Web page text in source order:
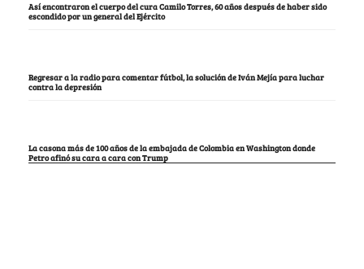
Así encontraron el cuerpo del cura Camilo Torres, 60 años después de haber sido
escondido por un general del Ejército
Regresar a la radio para comentar fútbol, la solución de Iván Mejía para luchar
contra la depresión
La casona más de 100 años de la embajada de Colombia en Washington donde
Petro afinó su cara a cara con Trump